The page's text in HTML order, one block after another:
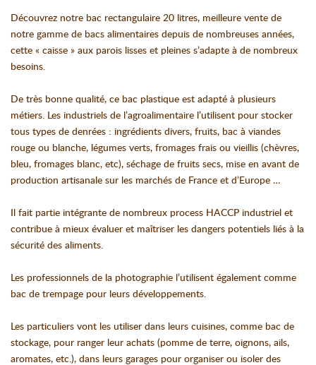
Découvrez notre bac rectangulaire 20 litres, meilleure vente de
notre gamme de bacs alimentaires depuis de nombreuses années,
cette « caisse » aux parois lisses et pleines s’adapte à de nombreux
besoins.
De très bonne qualité, ce bac plastique est adapté à plusieurs
métiers. Les industriels de l’agroalimentaire l’utilisent pour stocker
tous types de denrées : ingrédients divers, fruits, bac à viandes
rouge ou blanche, légumes verts, fromages frais ou vieillis (chèvres,
bleu, fromages blanc, etc), séchage de fruits secs, mise en avant de
production artisanale sur les marchés de France et d’Europe …
Il fait partie intégrante de nombreux process HACCP industriel et
contribue à mieux évaluer et maîtriser les dangers potentiels liés à la
sécurité des aliments.
Les professionnels de la photographie l’utilisent également comme
bac de trempage pour leurs développements.
Les particuliers vont les utiliser dans leurs cuisines, comme bac de
stockage, pour ranger leur achats (pomme de terre, oignons, ails,
aromates, etc.), dans leurs garages pour organiser ou isoler des